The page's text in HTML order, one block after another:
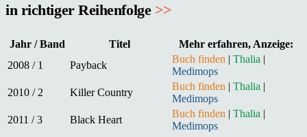
in richtiger Reihenfolge >>
Jahr / Band Titel
Mehr erfahren, Anzeige:
2008 / 1
Payback
Buch finden | Thalia |
Medimops
2010 / 2
Killer Country
Buch finden | Thalia |
Medimops
2011 / 3
Black Heart
Buch finden | Thalia |
Medimops